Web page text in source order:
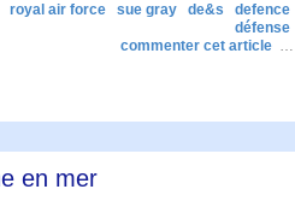
royal air force sue gray de&s
defence
défense
commenter cet article …
en mer